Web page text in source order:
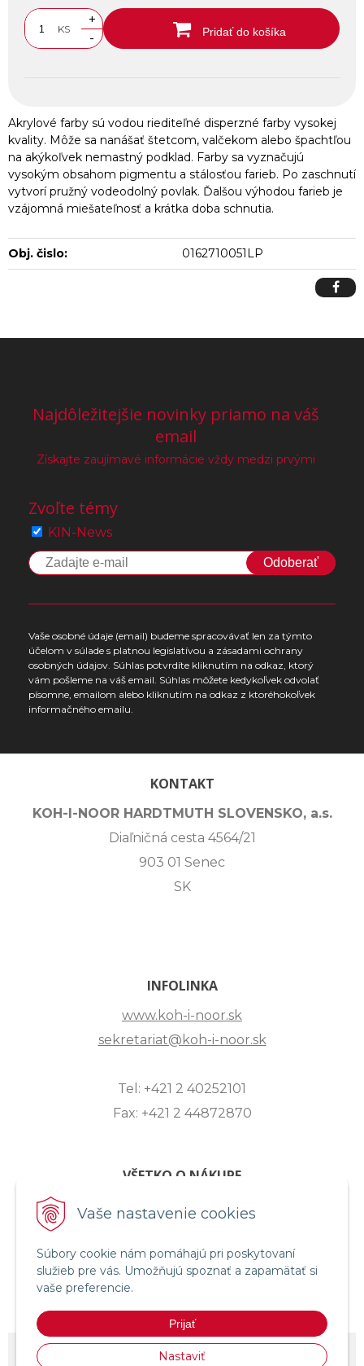
Vaše nastavenie cookies
Súbory cookie nám pomáhajú pri poskytovaní
služieb pre vás. Umožňujú spoznať a zapamätať si
vaše preferencie.
Prijať
Nastaviť
KS
+
-
Pridať do košíka
Akrylové farby sú vodou riediteľné disperzné farby vysokej
kvality. Môže sa nanášať štetcom, valčekom alebo špachtľou
na akýkoľvek nemastný podklad. Farby sa vyznačujú
vysokým obsahom pigmentu a stálosťou farieb. Po zaschnutí
vytvorí pružný vodeodolný povlak. Ďalšou výhodou farieb je
vzájomná miešateľnosť a krátka doba schnutia.
Obj. čislo: 0162710051LP
Najdôležitejšie novinky priamo na váš
email
Získajte zaujímavé informácie vždy medzi prvými
Zvoľte témy
KIN-News
Odoberať
Vaše osobné údaje (email) budeme spracovávať len za týmto
účelom v súlade s platnou legislatívou a zásadami ochrany
osobných údajov. Súhlas potvrdíte kliknutím na odkaz, ktorý
vám pošleme na váš email. Súhlas môžete kedykoľvek odvolať
písomne, emailom alebo kliknutím na odkaz z ktoréhokoľvek
informačného emailu.
KONTAKT
KOH-I-NOOR HARDTMUTH SLOVENSKO, a.s.
Diaľničná cesta 4564/21
903 01 Senec
SK
INFOLINKA
www.koh-i-noor.sk
sekretariat@koh-i-noor.sk
Tel: +421 2 40252101
Fax: +421 2 44872870
VŠETKO O NÁKUPE
ZASLANIE OTÁZKY
OBCHODNÉ PODMIENKY
REKLAMAČNÝ PORIADOK
© 2026 KOH-I-NOOR HARDTMUTH SLOVENSKO • e-shop